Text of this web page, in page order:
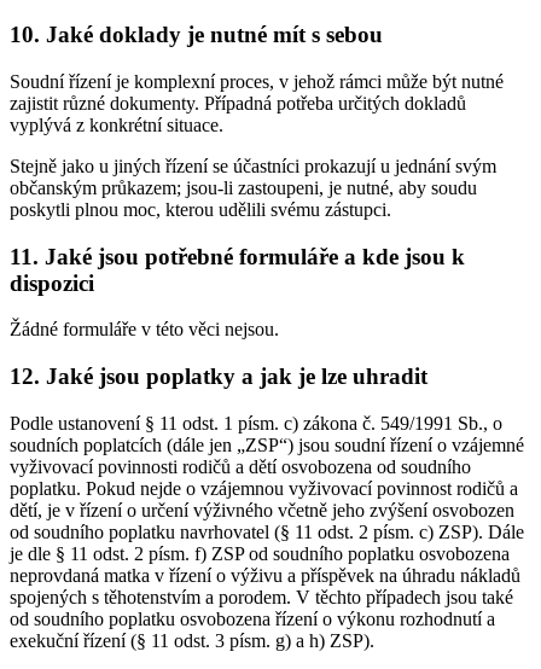
10. Jaké doklady je nutné mít s sebou
Soudní řízení je komplexní proces, v jehož rámci může být nutné
zajistit různé dokumenty. Případná potřeba určitých dokladů
vyplývá z konkrétní situace.
Stejně jako u jiných řízení se účastníci prokazují u jednání svým
občanským průkazem; jsou-li zastoupeni, je nutné, aby soudu
poskytli plnou moc, kterou udělili svému zástupci.
11. Jaké jsou potřebné formuláře a kde jsou k
dispozici
Žádné formuláře v této věci nejsou.
12. Jaké jsou poplatky a jak je lze uhradit
Podle ustanovení § 11 odst. 1 písm. c) zákona č. 549/1991 Sb., o
soudních poplatcích (dále jen „ZSP“) jsou soudní řízení o vzájemné
vyživovací povinnosti rodičů a dětí osvobozena od soudního
poplatku. Pokud nejde o vzájemnou vyživovací povinnost rodičů a
dětí, je v řízení o určení výživného včetně jeho zvýšení osvobozen
od soudního poplatku navrhovatel (§ 11 odst. 2 písm. c) ZSP). Dále
je dle § 11 odst. 2 písm. f) ZSP od soudního poplatku osvobozena
neprovdaná matka v řízení o výživu a příspěvek na úhradu nákladů
spojených s těhotenstvím a porodem. V těchto případech jsou také
od soudního poplatku osvobozena řízení o výkonu rozhodnutí a
exekuční řízení (§ 11 odst. 3 písm. g) a h) ZSP).